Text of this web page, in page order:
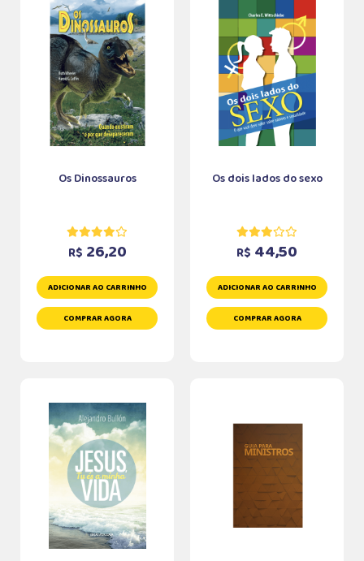
Os Dinossauros
R$ 26,20
ADICIONAR AO CARRINHO
COMPRAR AGORA
Os dois lados do sexo
R$ 44,50
ADICIONAR AO CARRINHO
COMPRAR AGORA